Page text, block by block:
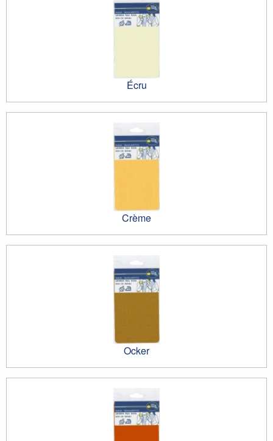
Écru
Crème
Ocker